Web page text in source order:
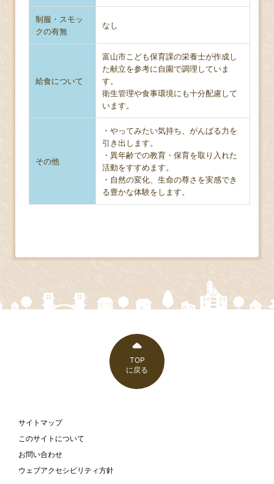
制服・スモッ
クの有無
なし
給食について
富山市こども保育課の栄養士が作成し
た献立を参考に自園で調理していま
す。
衛生管理や食事環境にも十分配慮して
います。
その他
・やってみたい気持ち、がんばる力を
引き出します。
・異年齢での教育・保育を取り入れた
活動をすすめます。
・自然の変化、生命の尊さを実感でき
る豊かな体験をします。
TOP
に戻る
サイトマップ
このサイトについて
お問い合わせ
ウェブアクセシビリティ方針